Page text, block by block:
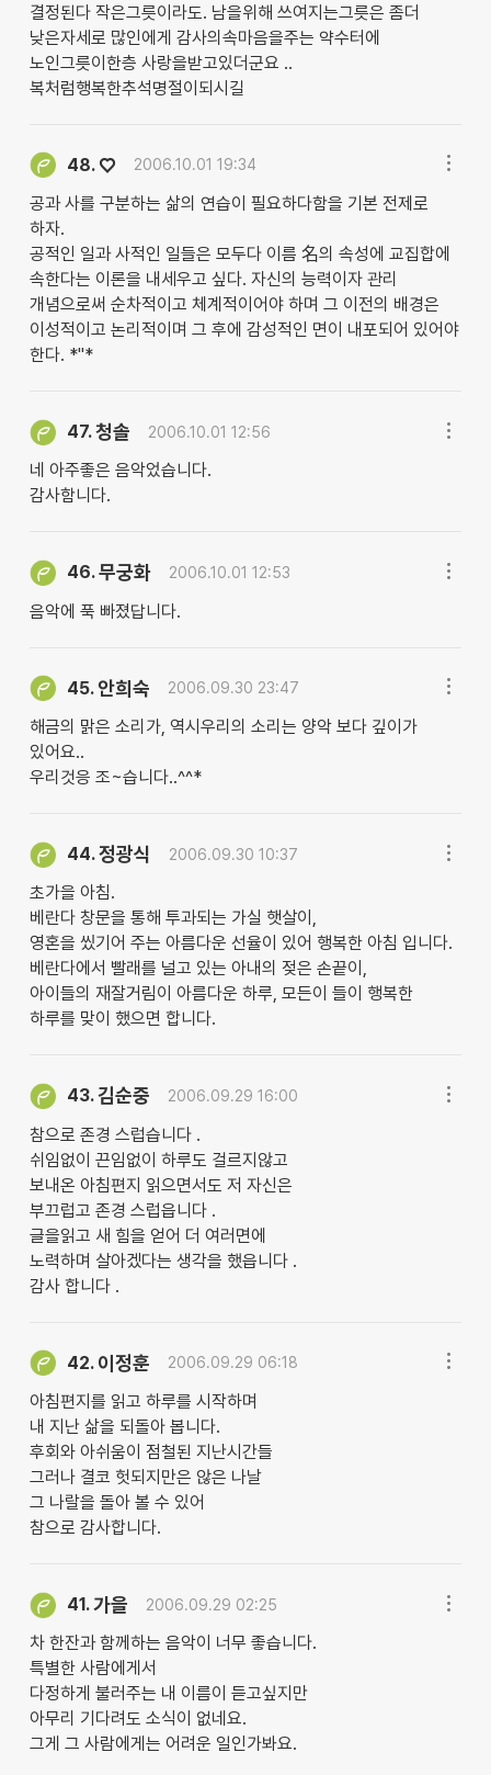
결정된다 작은그릇이라도. 남을위해 쓰여지는그릇은 좀더
낮은자세로 많인에게 감사의속마음을주는 약수터에
노인그릇이한층 사랑을받고있더군요 ..
복처럼행복한추석명절이되시길
48. ♡ 2006.10.01 19:34
공과 사를 구분하는 삶의 연습이 필요하다함을 기본 전제로
하자.
공적인 일과 사적인 일들은 모두다 이름 名의 속성에 교집합에
속한다는 이론을 내세우고 싶다. 자신의 능력이자 관리
개념으로써 순차적이고 체계적이어야 하며 그 이전의 배경은
이성적이고 논리적이며 그 후에 감성적인 면이 내포되어 있어야
한다. *''*
47.청솔 2006.10.01 12:56
네 아주좋은 음악었습니다.
감사함니다.
46.무궁화 2006.10.01 12:53
음악에 푹 빠졌답니다.
45.안희숙 2006.09.30 23:47
해금의 맑은 소리가, 역시우리의 소리는 양악 보다 깊이가
있어요..
우리것응 조~습니다..^^*
44.정광식 2006.09.30 10:37
초가을 아침.
베란다 창문을 통해 투과되는 가실 햇살이,
영혼을 씼기어 주는 아름다운 선율이 있어 행복한 아침 입니다.
베란다에서 빨래를 널고 있는 아내의 젖은 손끝이,
아이들의 재잘거림이 아름다운 하루, 모든이 들이 행복한
하루를 맞이 했으면 합니다.
43.김순중 2006.09.29 16:00
참으로 존경 스럽습니다 .
쉬임없이 끈임없이 하루도 걸르지않고
보내온 아침편지 읽으면서도 저 자신은
부끄럽고 존경 스럽읍니다 .
글을읽고 새 힘을 얻어 더 여러면에
노력하며 살아겠다는 생각을 했읍니다 .
감사 합니다 .
42. 이정훈 2006.09.29 06:18
아침편지를 읽고 하루를 시작하며
내 지난 삶을 되돌아 봅니다.
후회와 아쉬움이 점철된 지난시간들
그러나 결코 헛되지만은 않은 나날
그 나랄을 돌아 볼 수 있어
참으로 감사합니다.
41.가을 2006.09.29 02:25
차 한잔과 함께하는 음악이 너무 좋습니다.
특별한 사람에게서
다정하게 불러주는 내 이름이 듣고싶지만
아무리 기다려도 소식이 없네요.
그게 그 사람에게는 어려운 일인가봐요.